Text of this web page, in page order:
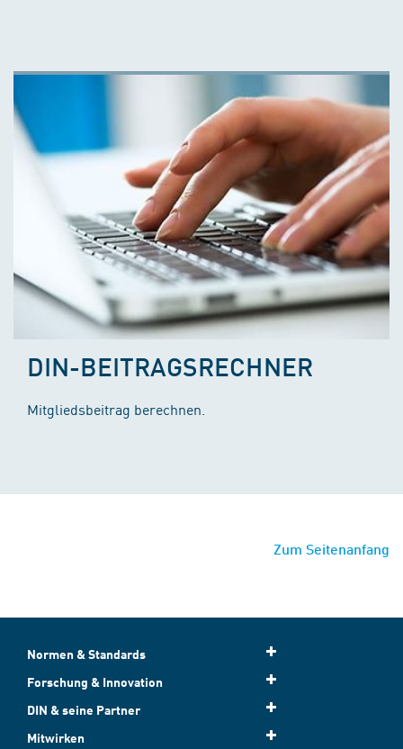
DIN-BEITRAGSRECHNER
Mitgliedsbeitrag berechnen.
Zum Seitenanfang
Normen & Standards
Forschung & Innovation
DIN & seine Partner
Mitwirken